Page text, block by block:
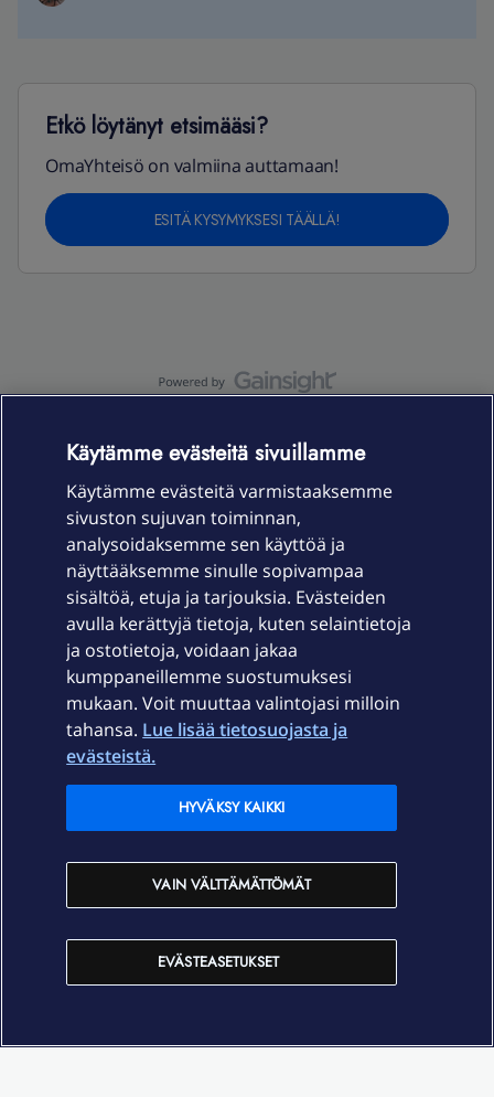
Etkö löytänyt etsimääsi?
OmaYhteisö on valmiina auttamaan!
ESITÄ KYSYMYKSESI TÄÄLLÄ!
Laitteet & liittymät
Palvelut
Ajankohtaista
Elisa Oyj
In English
Käytämme evästeitä sivuillamme
Käytämme evästeitä varmistaaksemme
sivuston sujuvan toiminnan,
analysoidaksemme sen käyttöä ja
näyttääksemme sinulle sopivampaa
sisältöä, etuja ja tarjouksia. Evästeiden
avulla kerättyjä tietoja, kuten selaintietoja
ja ostotietoja, voidaan jakaa
kumppaneillemme suostumuksesi
mukaan. Voit muuttaa valintojasi milloin
tahansa. Lue lisää tietosuojasta ja
evästeistä.
EVÄSTEASETUKSET
VAIN VÄLTTÄMÄTTÖMÄT
HYVÄKSY KAIKKI